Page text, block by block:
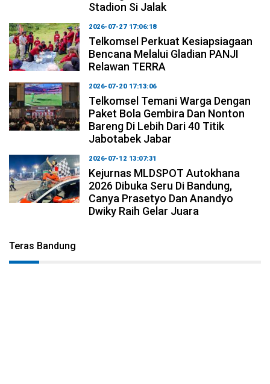
Stadion Si Jalak
2026-07-27 17:06:18
Telkomsel Perkuat Kesiapsiagaan
Bencana Melalui Gladian PANJI
Relawan TERRA
2026-07-20 17:13:06
Telkomsel Temani Warga Dengan
Paket Bola Gembira Dan Nonton
Bareng Di Lebih Dari 40 Titik
Jabotabek Jabar
2026-07-12 13:07:31
Kejurnas MLDSPOT Autokhana
2026 Dibuka Seru Di Bandung,
Canya Prasetyo Dan Anandyo
Dwiky Raih Gelar Juara
Teras Bandung